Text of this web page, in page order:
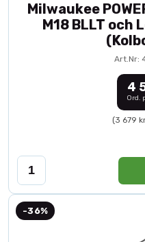
Milwaukee
M18 BLLT och
Art.Nr:
4
Ord.
(3 679
-36%